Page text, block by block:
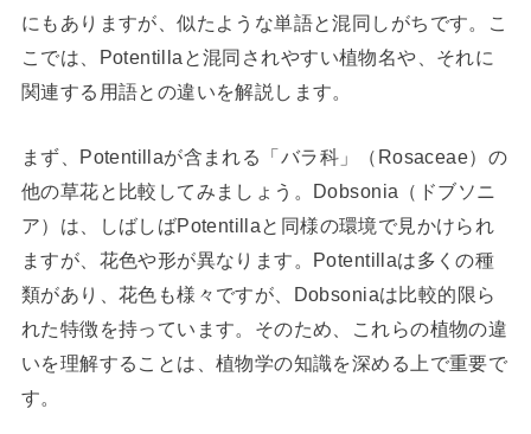
にもありますが、似たような単語と混同しがちです。こ
こでは、Potentillaと混同されやすい植物名や、それに
関連する用語との違いを解説します。
まず、Potentillaが含まれる「バラ科」（Rosaceae）の
他の草花と比較してみましょう。Dobsonia（ドブソニ
ア）は、しばしばPotentillaと同様の環境で見かけられ
ますが、花色や形が異なります。Potentillaは多くの種
類があり、花色も様々ですが、Dobsoniaは比較的限ら
れた特徴を持っています。そのため、これらの植物の違
いを理解することは、植物学の知識を深める上で重要で
す。